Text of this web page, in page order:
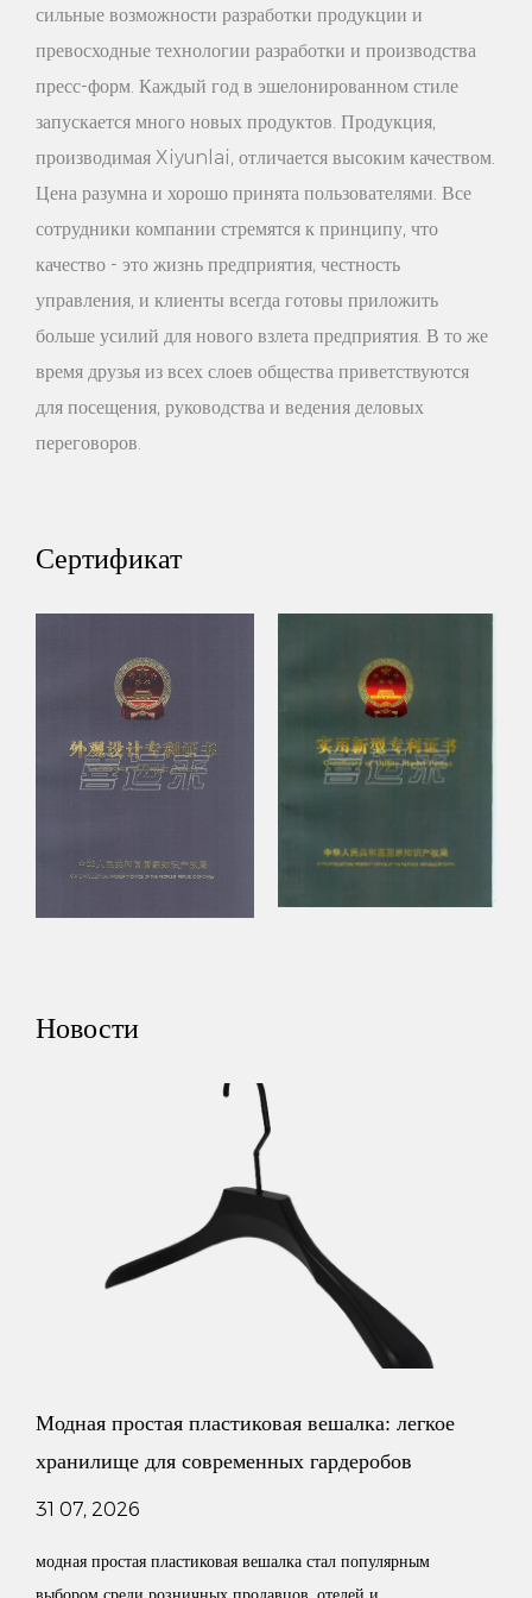
6. Красивый внешний вид: Деревянный вид вешалки для
брюк из массива дерева естественный и красивый,
гармонирующий с домашней обстановкой. Будь то
современный минималистский стиль или традиционный
классический стиль, вешалка для брюк из массива дерева
7. Легко чистить: поверхность вешалки для брюк из
цельного дерева гладкая и плоская, что облегчает чистку.
Просто используйте влажную ткань, чтобы вытереть пыль и
пятна, чтобы сохранить чистоту и порядок.
дерева подходит для различных случаев и сезонов, будь то
различные потребности. В то же время вешалка для брюк из
массива дерева также подходит для различных типов брюк,
таких как джинсы, классические брюки, спортивные брюки
9. Вариант подарка: вешалка для брюк из массива дерева не
только практична, но и декоративна, что делает ее отличным
выбором в качестве подарка для семьи и друзей. Будь то
уникальным и практичным подарком.
Легкая и практичная вешалка для брюк из массива дерева с
металлическим крючком – это высококачественный предмет
домашнего обихода. Он изготовлен из высококачественных
материалов из твердой древесины и имеет такие
особенности, как легкий вес и практичность, металлический
крючок и внешний вид дерева. В то же время вешалка для
брюк из цельного дерева также имеет такие преимущества,
разумная цена. Будь то семейная жизнь или поездка,
сильные возможности разработки продукции и
превосходные технологии разработки и производства
пресс-форм. Каждый год в эшелонированном стиле
запускается много новых продуктов. Продукция,
производимая Xiyunlai, отличается высоким качеством.
Цена разумна и хорошо принята пользователями. Все
сотрудники компании стремятся к принципу, что
качество - это жизнь предприятия, честность
управления, и клиенты всегда готовы приложить
больше усилий для нового взлета предприятия. В то же
время друзья из всех слоев общества приветствуются
для посещения, руководства и ведения деловых
переговоров.
Сертификат
Новости
Модная простая пластиковая вешалка: легкое
хранилище для современных гардеробов
31 07, 2026
модная простая пластиковая вешалка стал популярным